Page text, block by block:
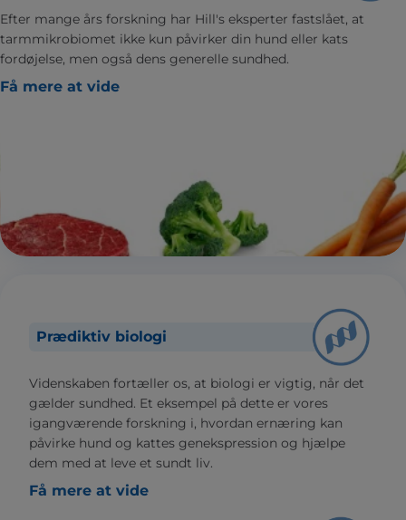
Efter mange års forskning har Hill's eksperter fastslået, at
tarmmikrobiomet ikke kun påvirker din hund eller kats
fordøjelse, men også dens generelle sundhed.
Få mere at vide
Prædiktiv biologi
Videnskaben fortæller os, at biologi er vigtig, når det
gælder sundhed. Et eksempel på dette er vores
igangværende forskning i, hvordan ernæring kan
påvirke hund og kattes genekspression og hjælpe
dem med at leve et sundt liv.
Få mere at vide